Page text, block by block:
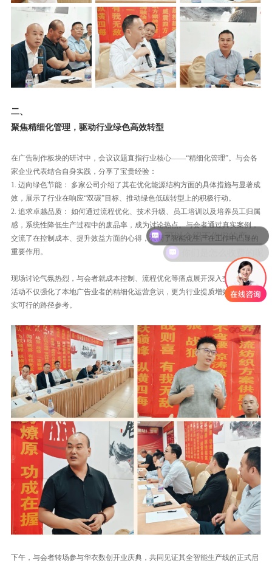
二、
聚焦精细化管理，驱动行业绿色高效转型
在广告制作板块的研讨中，会议议题直指行业核心——“精细化管理”。与会各
家企业代表结合自身实践，分享了宝贵经验：
1. 迈向绿色节能： 多家公司介绍了其在优化能源结构方面的具体措施与显著成
效，展示了行业在响应“双碳”目标、推动绿色低碳转型上的积极行动。
2. 追求卓越品质： 如何通过流程优化、技术升级、员工培训以及培养员工归属
感，系统性降低生产过程中的废品率，成为讨论热点。与会者通过真实案例，
交流了在控制成本、提升效益方面的心得，强调了智能化生产在工作中凸显的
重要作用。
现场讨论气氛热烈，与会者就成本控制、流程优化等痛点展开深入交流。本次
活动不仅强化了本地广告业者的精细化运营意识，更为行业提质增效提供了切
实可行的路径参考。
下午，与会者转场参与华衣数创开业庆典，共同见证其全智能生产线的正式启
可以介绍下你们的产品么
你们是怎么收费的呢